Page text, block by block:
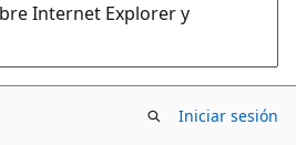
Internet Explorer y
Iniciar sesión